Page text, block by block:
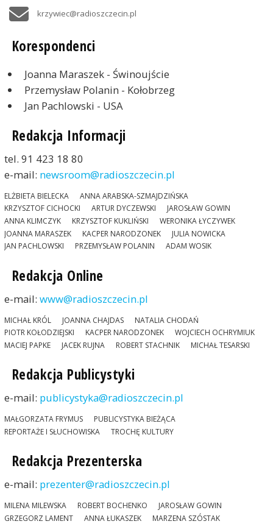
krzywiec@radioszczecin.pl
Korespondenci
Joanna Maraszek - Świnoujście
Przemysław Polanin - Kołobrzeg
Jan Pachlowski - USA
Redakcja Informacji
tel. 91 423 18 80
e-mail: newsroom@radioszczecin.pl
ELŻBIETA BIELECKA
ANNA ARABSKA-SZMAJDZIŃSKA
KRZYSZTOF CICHOCKI
ARTUR DYCZEWSKI
JAROSŁAW GOWIN
ANNA KLIMCZYK
KRZYSZTOF KUKLIŃSKI
WERONIKA ŁYCZYWEK
JOANNA MARASZEK
KACPER NARODZONEK
JULIA NOWICKA
JAN PACHLOWSKI
PRZEMYSŁAW POLANIN ADAM WOSIK
Redakcja Online
e-mail: www@radioszczecin.pl
MICHAŁ KRÓL JOANNA CHAJDAS
NATALIA CHODAŃ
PIOTR KOŁODZIEJSKI
KACPER NARODZONEK
WOJCIECH OCHRYMIUK
MACIEJ PAPKE
JACEK RUJNA ROBERT STACHNIK MICHAŁ TESARSKI
Redakcja Publicystyki
e-mail: publicystyka@radioszczecin.pl
MAŁGORZATA FRYMUS
PUBLICYSTYKA BIEŻĄCA
REPORTAŻE I SŁUCHOWISKA
TROCHĘ KULTURY
Redakcja Prezenterska
e-mail: prezenter@radioszczecin.pl
MILENA MILEWSKA ROBERT BOCHENKO
JAROSŁAW GOWIN
GRZEGORZ LAMENT
ANNA ŁUKASZEK
MARZENA SZÓSTAK